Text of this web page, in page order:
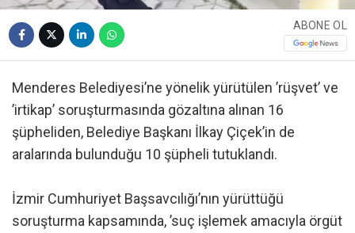
ABONE OL
Menderes Belediyesi’ne yönelik yürütülen ’rüşvet’ ve
’irtikap’ soruşturmasında gözaltına alınan 16
şüpheliden, Belediye Başkanı İlkay Çiçek’in de
aralarında bulunduğu 10 şüpheli tutuklandı.
İzmir Cumhuriyet Başsavcılığı’nın yürüttüğü
soruşturma kapsamında, ’suç işlemek amacıyla örgüt